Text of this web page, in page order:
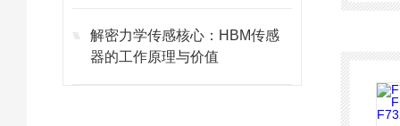
解密力学传感核心：HBM传感
器的工作原理与价值